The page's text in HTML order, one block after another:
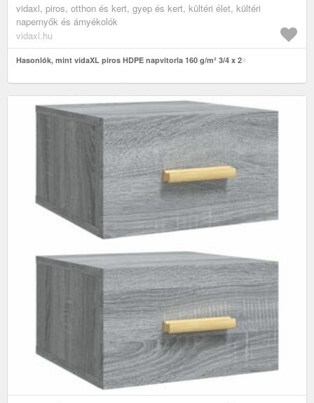
vidaxl, piros, otthon és kert, gyep és kert, kültéri élet, kültéri
napernyők és árnyékolók
vidaxl.hu
Hasonlók, mint vidaXL piros HDPE napvitorla 160 g/m² 3/4 x 2